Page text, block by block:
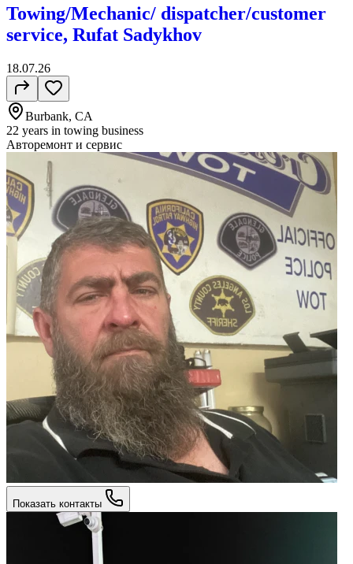
Towing/Mechanic/ dispatcher/customer
service, Rufat Sadykhov
18.07.26
Burbank, CA
22 years in towing business
Авторемонт и cервис
Показать контакты